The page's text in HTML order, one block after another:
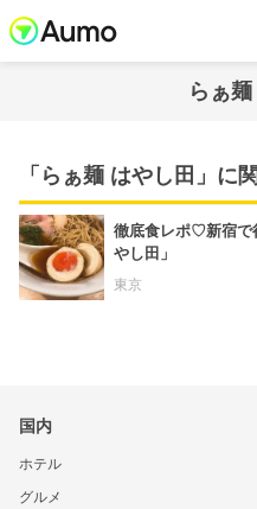
らぁ
「らぁ麺 はやし田」に
徹底食レポ♡新宿で
やし田」
東京
国内
ホテル
グルメ